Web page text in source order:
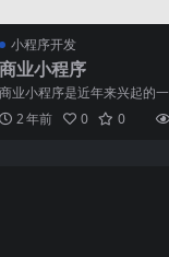
小程序开发
商业小程序
商业小程序是近年来兴起的一
新兴商业模式，它通过移动
网技术和微信等社交平台的
2 年前 0 0